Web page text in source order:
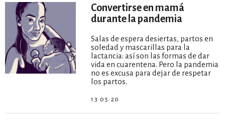
Convertirse en mamá
durante la pandemia
Salas de espera desiertas, partos en
soledad y mascarillas para la
lactancia: así son las formas de dar
vida en cuarentena. Pero la pandemia
no es excusa para dejar de respetar
los partos.
13·05·20